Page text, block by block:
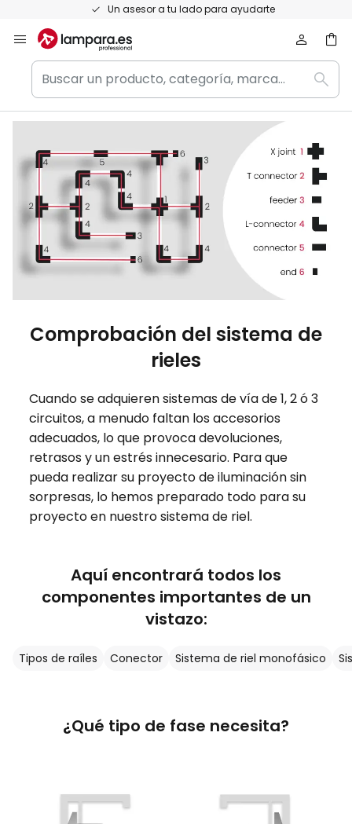
Un asesor a tu lado para ayudarte
contenido
Buscar
un
producto,
marca...
Comprobación del sistema de
rieles
Cuando se adquieren sistemas de vía de 1, 2 ó 3
circuitos, a menudo faltan los accesorios
adecuados, lo que provoca devoluciones,
retrasos y un estrés innecesario. Para que
pueda realizar su proyecto de iluminación sin
sorpresas, lo hemos preparado todo para su
proyecto en nuestro sistema de riel.
Aquí encontrará todos los
componentes importantes de un
vistazo:
Tipos de raíles Conector Sistema de riel monofásico
¿Qué tipo de fase necesita?